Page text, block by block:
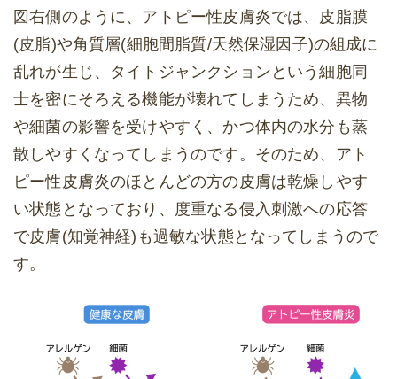
図右側のように、アトピー性皮膚炎では、皮脂膜
(皮脂)や角質層(細胞間脂質/天然保湿因子)の組成に
乱れが生じ、タイトジャンクションという細胞同
士を密にそろえる機能が壊れてしまうため、異物
や細菌の影響を受けやすく、かつ体内の水分も蒸
散しやすくなってしまうのです。そのため、アト
ピー性皮膚炎のほとんどの方の皮膚は乾燥しやす
い状態となっており、度重なる侵入刺激への応答
で皮膚(知覚神経)も過敏な状態となってしまうので
す。